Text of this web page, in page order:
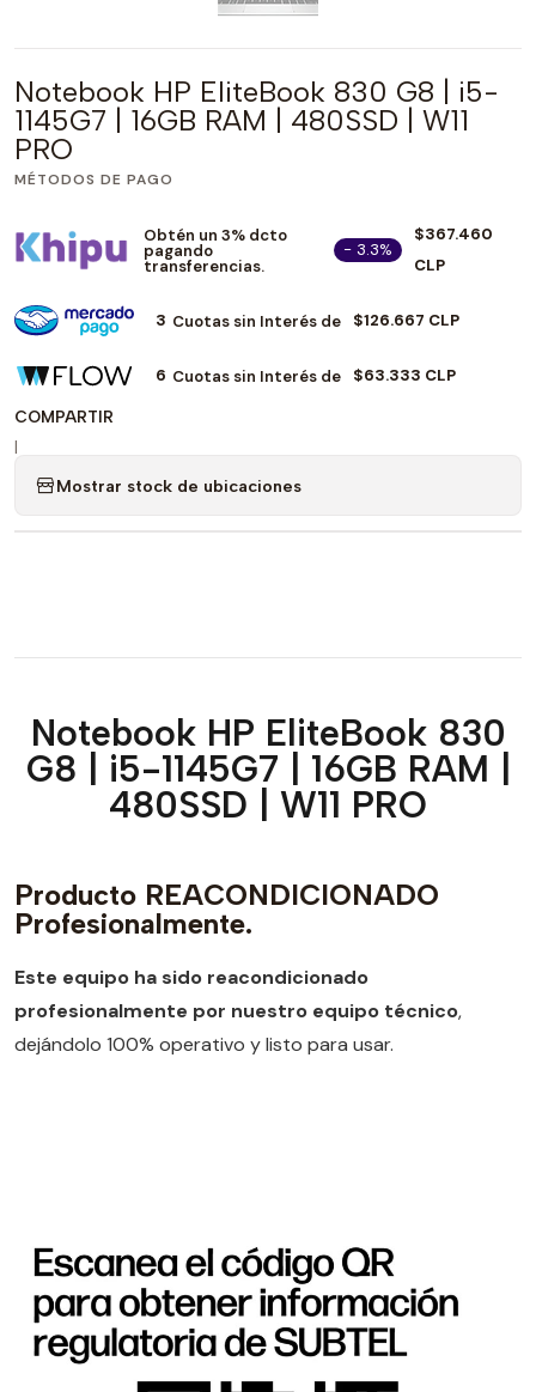
Notebook HP EliteBook 830 G8 | i5-
1145G7 | 16GB RAM | 480SSD | W11
PRO
MÉTODOS DE PAGO
Obtén un 3% dcto
pagando
transferencias.
- 3.3%
$367.460
CLP
3 Cuotas sin Interés de $126.667 CLP
6 Cuotas sin Interés de $63.333 CLP
COMPARTIR
|
Mostrar stock de ubicaciones
Notebook HP EliteBook 830
G8 | i5-1145G7 | 16GB RAM |
480SSD | W11 PRO
Producto REACONDICIONADO
Profesionalmente.
Este equipo ha sido reacondicionado
profesionalmente por nuestro equipo técnico,
dejándolo 100% operativo y listo para usar.